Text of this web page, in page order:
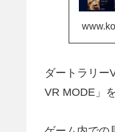
ダートラリー
VR MODE」